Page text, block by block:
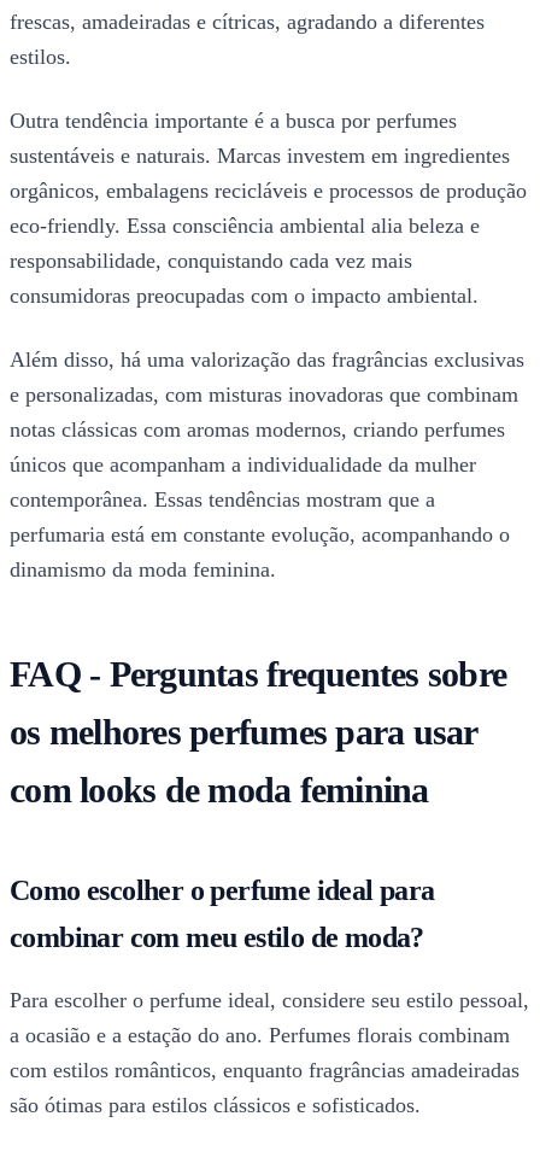
frescas, amadeiradas e cítricas, agradando a diferentes
estilos.
Outra tendência importante é a busca por perfumes
sustentáveis e naturais. Marcas investem em ingredientes
orgânicos, embalagens recicláveis e processos de produção
eco-friendly. Essa consciência ambiental alia beleza e
responsabilidade, conquistando cada vez mais
consumidoras preocupadas com o impacto ambiental.
Além disso, há uma valorização das fragrâncias exclusivas
e personalizadas, com misturas inovadoras que combinam
notas clássicas com aromas modernos, criando perfumes
únicos que acompanham a individualidade da mulher
contemporânea. Essas tendências mostram que a
perfumaria está em constante evolução, acompanhando o
dinamismo da moda feminina.
FAQ - Perguntas frequentes sobre
os melhores perfumes para usar
com looks de moda feminina
Como escolher o perfume ideal para
combinar com meu estilo de moda?
Para escolher o perfume ideal, considere seu estilo pessoal,
a ocasião e a estação do ano. Perfumes florais combinam
com estilos românticos, enquanto fragrâncias amadeiradas
são ótimas para estilos clássicos e sofisticados.